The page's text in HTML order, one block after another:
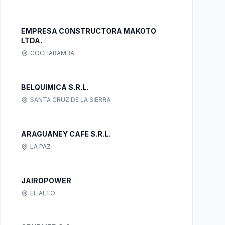
EMPRESA CONSTRUCTORA MAKOTO
LTDA.
COCHABAMBA
BELQUIMICA S.R.L.
SANTA CRUZ DE LA SIERRA
ARAGUANEY CAFE S.R.L.
LA PAZ
JAIROPOWER
EL ALTO